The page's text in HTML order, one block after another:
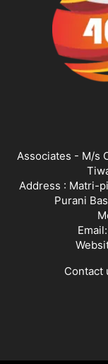
Associates - M/s
Address : Matri-
Purani
Contact